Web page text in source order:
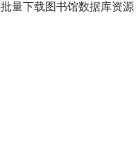
量下载图书馆数据库资源